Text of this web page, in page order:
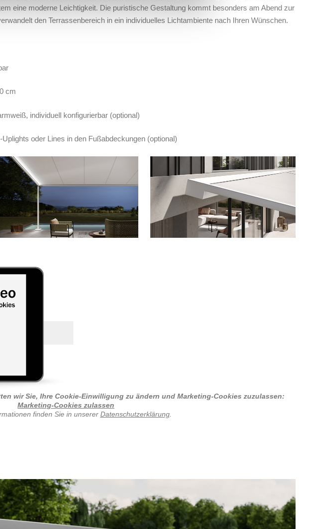
eine moderne Leichtigkeit. Die puristische Gestaltung kommt besonders am Abend zur
den Terrassenbereich in ein individuelles Lichtambiente nach Ihren Wünschen.
cm
individuell konfigurierbar (optional)
oder Lines in den Fußabdeckungen (optional)
wir Sie, Ihre Cookie-Einwilligung zu ändern und Marketing-Cookies zuzulassen:
Marketing-Cookies zulassen
finden Sie in unserer Datenschutzerklärung.